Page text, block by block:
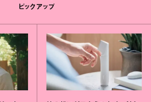
ピックアップ